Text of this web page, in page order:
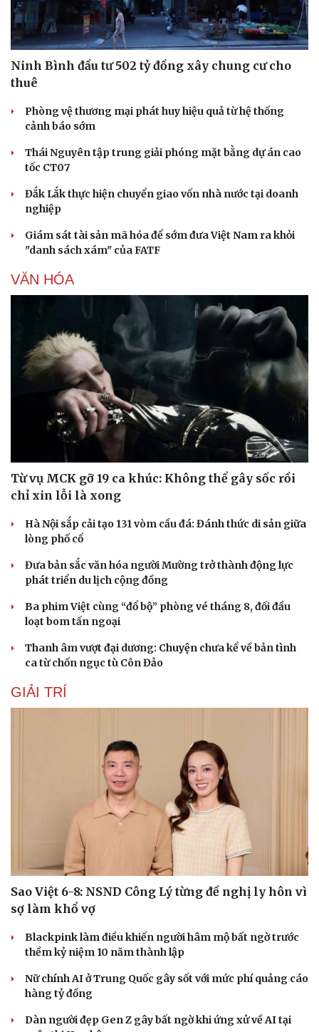
Văn hóa
Sân khấu - Điện ảnh
Âm nhạc
Giải trí
Nghệ sĩ
Thời trang
Sao Việt
Ninh Bình đầu tư 502 tỷ đồng xây chung cư cho
thuê
Phòng vệ thương mại phát huy hiệu quả từ hệ thống
cảnh báo sớm
Thái Nguyên tập trung giải phóng mặt bằng dự án cao
tốc CT07
Đắk Lắk thực hiện chuyển giao vốn nhà nước tại doanh
nghiệp
Giám sát tài sản mã hóa để sớm đưa Việt Nam ra khỏi
"danh sách xám" của FATF
VĂN HÓA
Từ vụ MCK gỡ 19 ca khúc: Không thể gây sốc rồi
chỉ xin lỗi là xong
Hà Nội sắp cải tạo 131 vòm cầu đá: Đánh thức di sản giữa
lòng phố cổ
Đưa bản sắc văn hóa người Mường trở thành động lực
phát triển du lịch cộng đồng
Ba phim Việt cùng “đổ bộ” phòng vé tháng 8, đối đầu
loạt bom tấn ngoại
Thanh âm vượt đại dương: Chuyện chưa kể về bản tình
ca từ chốn ngục tù Côn Đảo
GIẢI TRÍ
Sao Việt 6-8: NSND Công Lý từng đề nghị ly hôn vì
sợ làm khổ vợ
Blackpink làm điều khiến người hâm mộ bất ngờ trước
thềm kỷ niệm 10 năm thành lập
Nữ chính AI ở Trung Quốc gây sốt với mức phí quảng cáo
hàng tỷ đồng
Dàn người đẹp Gen Z gây bất ngờ khi ứng xử về AI tại